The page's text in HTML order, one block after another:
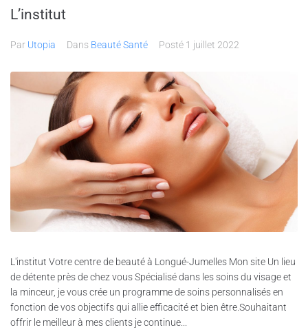
L’institut
Par Utopia Dans Beauté Santé Posté 1 juillet 2022
L'institut Votre centre de beauté à Longué-Jumelles Mon site Un lieu
de détente près de chez vous Spécialisé dans les soins du visage et
la minceur, je vous crée un programme de soins personnalisés en
fonction de vos objectifs qui allie efficacité et bien être.Souhaitant
offrir le meilleur à mes clients je continue...